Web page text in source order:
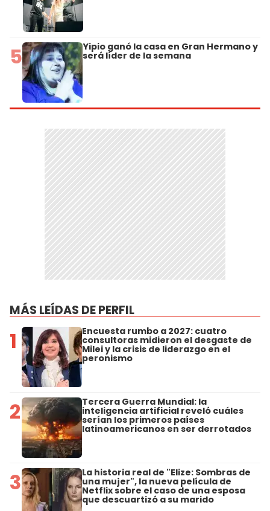
5 Yipio ganó la casa en Gran Hermano y
será líder de la semana
MÁS LEÍDAS DE PERFIL
1 Encuesta rumbo a 2027: cuatro
consultoras midieron el desgaste de
Milei y la crisis de liderazgo en el
peronismo
2 Tercera Guerra Mundial: la
inteligencia artificial reveló cuáles
serían los primeros países
latinoamericanos en ser derrotados
3 La historia real de "Elize: Sombras de
una mujer", la nueva película de
Netflix sobre el caso de una esposa
que descuartizó a su marido